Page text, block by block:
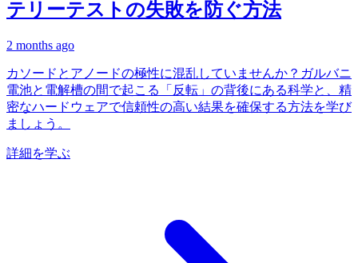
テリーテストの失敗を防ぐ方法
2 months ago
カソードとアノードの極性に混乱していませんか？ガルバニ
電池と電解槽の間で起こる「反転」の背後にある科学と、精
密なハードウェアで信頼性の高い結果を確保する方法を学び
ましょう。
詳細を学ぶ